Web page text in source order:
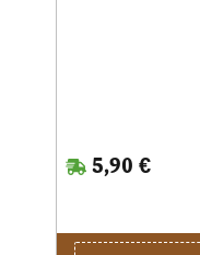
5,90 €